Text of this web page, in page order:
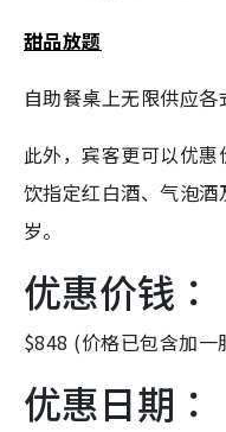
甜品放题
自助餐桌上无限供应
此外，宾客更可以优
饮指定红白酒、气泡
岁。
优惠价钱：
$848 (价格已包含加一
优惠日期：